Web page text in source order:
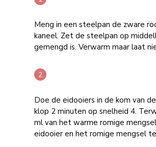
Meng in een steelpan de zware
kaneel. Zet de steelpan op
gemengd is. Verwarm maar laat
Doe de eidooiers in de kom van
klop 2 minuten op snelheid 4.
ml van het warme romige
eidooier en het romige mengsel